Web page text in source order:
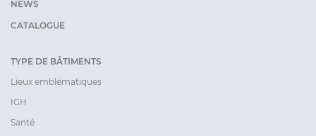
NEWS
CATALOGUE
TYPE DE BÂTIMENTS
Lieux emblématiques
IGH
Santé